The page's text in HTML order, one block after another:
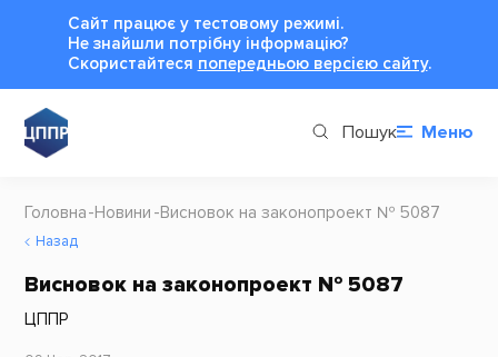
Сайт працює у тестовому режимі.
Не знайшли потрібну інформацію?
Cкористайтеся попередньою версією сайту.
Пошук Меню
Головна Новини Висновок на законопроект № 5087
Назад
Висновок на законопроект № 5087
ЦППР